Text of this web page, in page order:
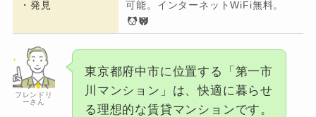
・発見
可能。インターネットWiFi無料。
フレンドリ
ーさん
東京都府中市に位置する「第一市
川マンション」は、快適に暮らせ
る理想的な賃貸マンションです。